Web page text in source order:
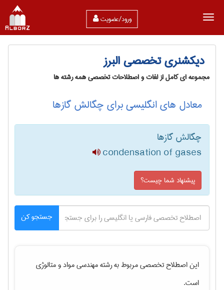
ورود/عضویت
دیکشنری تخصصی البرز
مجموعه ای کامل از لغات و اصطلاحات تخصصی همه رشته ها
معادل های انگلیسی برای چگالش گازها
چگالش گازها
condensation of gases
پیشنهاد شما چیست؟
جستجو کن
این اصطلاح تخصصی مربوط به رشتهمهندسی مواد و متالوژی
است.